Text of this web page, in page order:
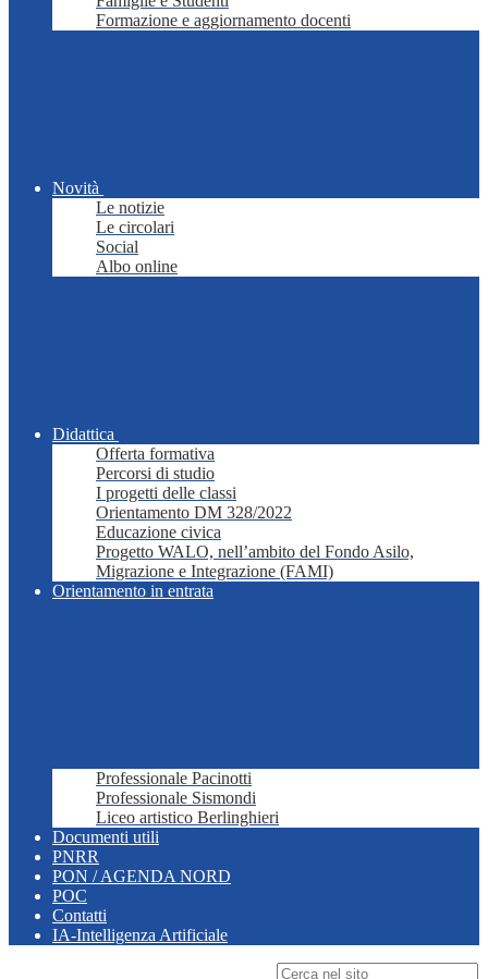
Formazione e aggiornamento docenti
Novità
Le notizie
Le circolari
Social
Albo online
Didattica
Offerta formativa
Percorsi di studio
I progetti delle classi
Orientamento DM 328/2022
Educazione civica
Progetto WALO, nell’ambito del Fondo Asilo,
Migrazione e Integrazione (FAMI)
Orientamento in entrata
Professionale Pacinotti
Professionale Sismondi
Liceo artistico Berlinghieri
Documenti utili
PNRR
PON / AGENDA NORD
POC
Contatti
IA-Intelligenza Artificiale